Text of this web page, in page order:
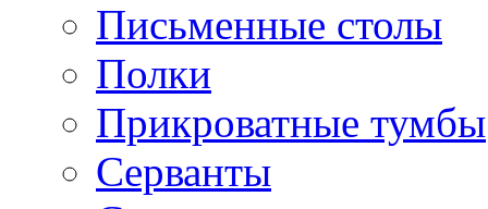
Письменные столы
Полки
Прикроватные тумбы
Серванты